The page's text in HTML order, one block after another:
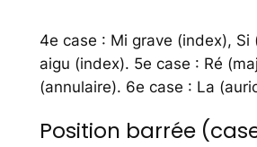
4e case : Mi grave (index), Si
aigu (index). 5e case : Ré
(annulaire). 6e case : La
Position barrée